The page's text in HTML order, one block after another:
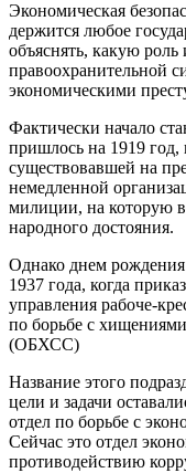
Экономическая
держится любое
объяснять, какую роль
правоохранительной
экономическими
Фактически начало
пришлось на 1919
существовавшей на
немедленной
милиции, на которую
народного достояния.
Однако днем
1937 года, когда
управления рабоче-
по борьбе с
(ОБХСС)
Название этого
цели и задачи
отдел по борьбе с
Сейчас это отдел
противодействию